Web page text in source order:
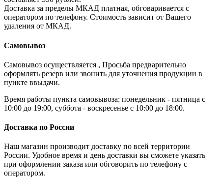
Доставка за пределы МКАД платная, обговаривается с
оператором по телефону. Стоимость зависит от Вашего
удаления от МКАД.
Самовывоз
Самовывоз осуществляется , Просьба предварительно
оформлять резерв или звонить для уточнения продукции в
пункте ввыдачи.
Время работы пункта самовывоза: понедельник - пятница с
10:00 до 19:00, суббота - воскресенье с 10:00 до 18:00.
Доставка по России
Наш магазин производит доставку по всей территории
России. Удобное время и день доставки вы сможете указать
при оформлении заказа или обговорить по телефону с
оператором.